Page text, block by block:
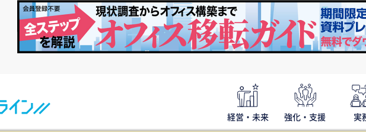
経営・未来 強化・支援 実